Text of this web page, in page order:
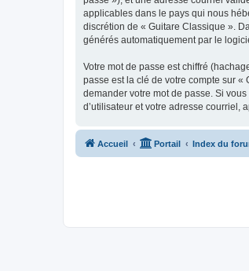
applicables dans le pays qui nous
discrétion de « Guitare Classique ».
générés automatiquement par le
Votre mot de passe est chiffré
passe est la clé de votre compte sur
demander votre mot de passe. Si
d’utilisateur et votre adresse courriel,
Accueil Portail Index du